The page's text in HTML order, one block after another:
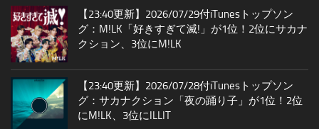
【23:40更新】2026/07/29付iTunesトップソン
グ：M!LK「好きすぎて滅!」が1位！2位にサカナ
クション、3位にM!LK
【23:40更新】2026/07/28付iTunesトップソン
グ：サカナクション「夜の踊り子」が1位！2位
にM!LK、3位にILLIT